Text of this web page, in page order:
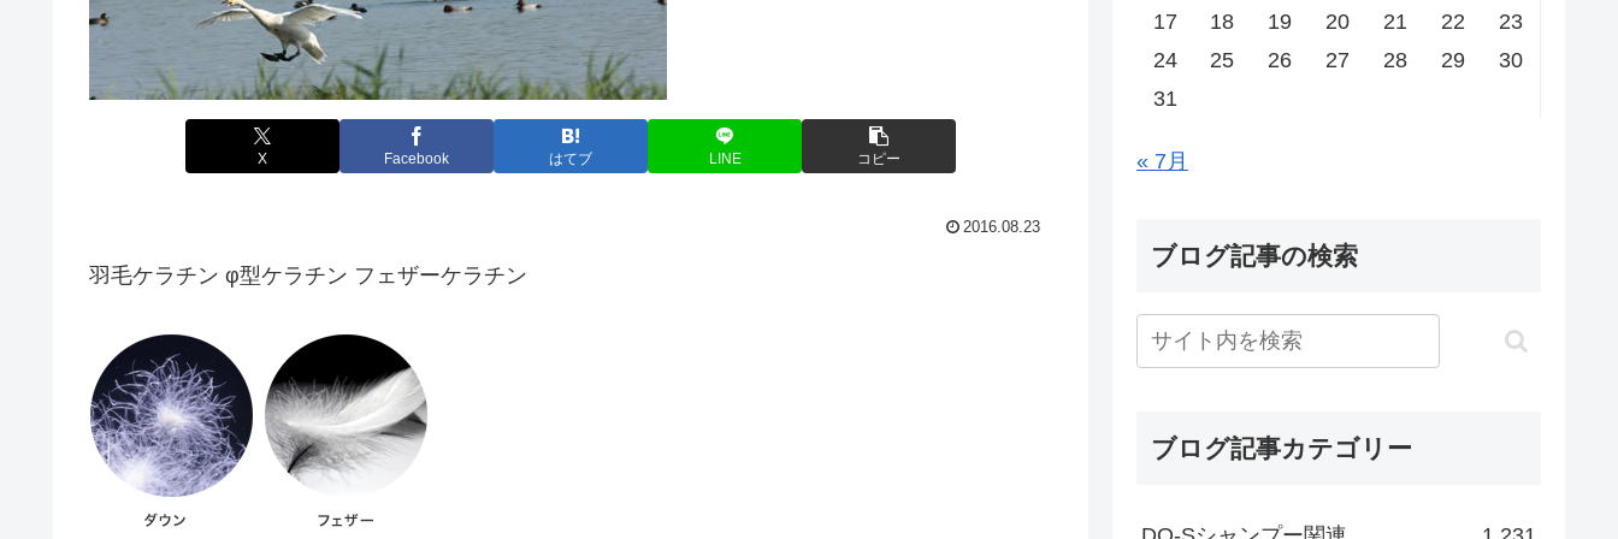
X Facebook はてブ LINE コピー
2016.08.23
羽毛ケラチン φ型ケラチン フェザーケラチン
17 18 19 20 21 22
23
24
25 26 27 28 29
30
31
« 7月
ブログ記事の検索
ブログ記事カテゴリー